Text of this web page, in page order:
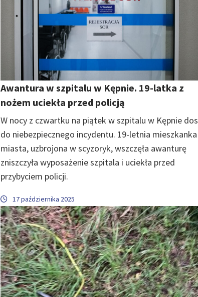
Awantura w szpitalu w Kępnie. 19-latka z
nożem uciekła przed policją
W nocy z czwartku na piątek w szpitalu w Kępnie
do niebezpiecznego incydentu. 19-letnia mieszkanka
miasta, uzbrojona w scyzoryk, wszczęła awanturę
zniszczyła wyposażenie szpitala i uciekła przed
przybyciem policji.
17 października 2025